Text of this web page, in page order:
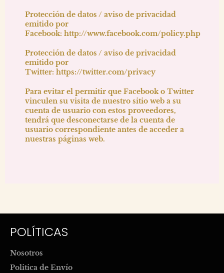
Protección de datos / aviso de privacidad
emitido por
Facebook: http://www.facebook.com/policy.php
Protección de datos / aviso de privacidad
emitido por
Twitter: https://twitter.com/privacy
Para evitar el permitir que Facebook o Twitter
vinculen su visita de nuestro sitio web a su
cuenta de usuario con estos proveedores,
tendrá que desconectarse de la cuenta de
usuario correspondiente antes de acceder a
nuestras páginas web.
POLÍTICAS
Nosotros
Politica de Envío